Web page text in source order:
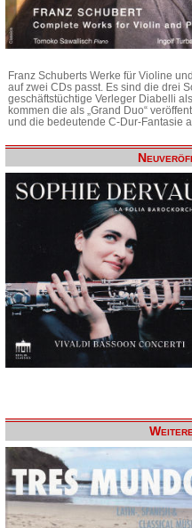
Franz Schuberts Werke für Violine
auf zwei CDs passt. Es sind die drei
geschäftstüchtige Verleger Diabelli
kommen die als „Grand Duo“
und die bedeutende C-Dur-Fantasie